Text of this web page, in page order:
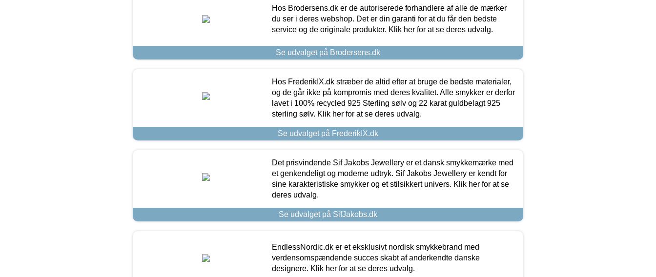
Hos Brodersens.dk er de autoriserede forhandlere af alle de mærker
du ser i deres webshop. Det er din garanti for at du får den bedste
service og de originale produkter. Klik her for at se deres udvalg.
Se udvalget på Brodersens.dk
Hos FrederikIX.dk stræber de altid efter at bruge de bedste materialer,
og de går ikke på kompromis med deres kvalitet. Alle smykker er derfor
lavet i 100% recycled 925 Sterling sølv og 22 karat guldbelagt 925
sterling sølv. Klik her for at se deres udvalg.
Se udvalget på FrederikIX.dk
Det prisvindende Sif Jakobs Jewellery er et dansk smykkemærke med
et genkendeligt og moderne udtryk. Sif Jakobs Jewellery er kendt for
sine karakteristiske smykker og et stilsikkert univers. Klik her for at se
deres udvalg.
Se udvalget på SifJakobs.dk
EndlessNordic.dk er et eksklusivt nordisk smykkebrand med
verdensomspændende succes skabt af anderkendte danske
designere. Klik her for at se deres udvalg.